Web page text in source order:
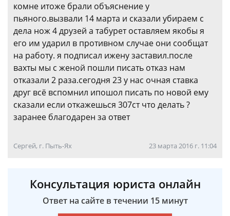
комне итоже брали объяснение у
пьяного.вызвали 14 марта и сказали убираем с
дела нож 4 друзей а табурет оставляем якобы я
его им ударил в противном случае они сообщат
на работу. я подписал ижену заставил.после
вахты мы с женой пошли писать отказ нам
отказали 2 раза.сегодня 23 у нас очная ставка
друг всё вспомнил ипошол писать по новой ему
сказали если откажешься 307ст что делать ?
заранее благодарен за ответ
Сергей, г. Пыть-Ях 23 марта 2016 г. 11:04
Консультация юриста онлайн
Ответ на сайте в течении 15 минут